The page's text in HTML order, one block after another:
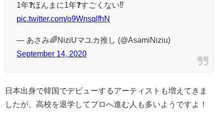
1年❓ほんまに1年❓すごくない⁉️
pic.twitter.com/o9WnsqlfhN
— あさみ🌈NiziUマユカ推し (@AsamiNiziu)
September 14, 2020
日本出身で韓国でデビューするアーティストも増えてきま
したが、高校を退学してプロへ進む人も多いようですよ！